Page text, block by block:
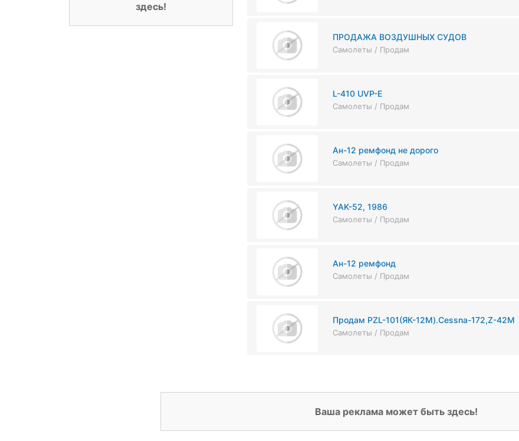
здесь!
ПРОДАЖА ВОЗДУШНЫХ СУДОВ
Самолеты / Продам
L-410 UVP-E
Самолеты / Продам
Ан-12 ремфонд не дорого
Самолеты / Продам
YAK-52, 1986
Самолеты / Продам
Ан-12 ремфонд
Самолеты / Продам
Продам PZL-101(ЯК-12М).Cessna-172,Z-42M
Самолеты / Продам
Ваша реклама может быть здесь!